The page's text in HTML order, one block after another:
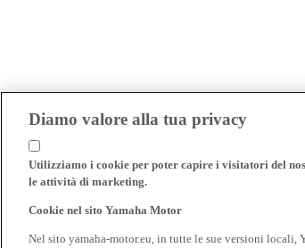
Diamo valore alla tua privacy
Utilizziamo i cookie per poter capire i visitatori del
le attività di marketing.
Cookie nel sito Yamaha Motor
Nel sito yamaha-motor.eu, in tutte le sue versioni